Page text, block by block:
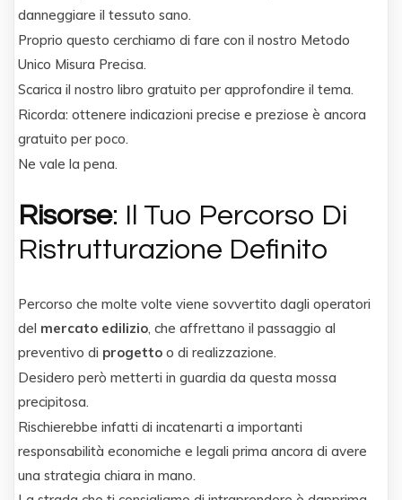
danneggiare il tessuto sano.
Proprio questo cerchiamo di fare con il nostro Metodo
Unico Misura Precisa.
Scarica il nostro libro gratuito per approfondire il tema.
Ricorda: ottenere indicazioni precise e preziose è ancora
gratuito per poco.
Ne vale la pena.
Risorse: Il Tuo Percorso Di
Ristrutturazione Definito
Percorso che molte volte viene sovvertito dagli operatori
del mercato edilizio, che affrettano il passaggio al
preventivo di progetto o di realizzazione.
Desidero però metterti in guardia da questa mossa
precipitosa.
Rischierebbe infatti di incatenarti a importanti
responsabilità economiche e legali prima ancora di avere
una strategia chiara in mano.